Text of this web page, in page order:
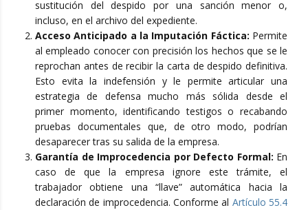
sustitución del despido por una sanción menor o,
incluso, en el archivo del expediente.
Acceso Anticipado a la Imputación Fáctica: Permite
al empleado conocer con precisión los hechos que se le
reprochan antes de recibir la carta de despido definitiva.
Esto evita la indefensión y le permite articular una
estrategia de defensa mucho más sólida desde el
primer momento, identificando testigos o recabando
pruebas documentales que, de otro modo, podrían
desaparecer tras su salida de la empresa.
Garantía de Improcedencia por Defecto Formal: En
caso de que la empresa ignore este trámite, el
trabajador obtiene una “llave” automática hacia la
declaración de improcedencia. Conforme al Artículo 55.4